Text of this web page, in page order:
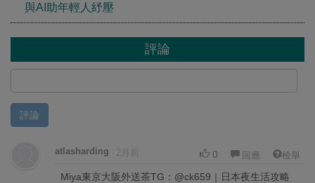
與AI助年輕人紓壓
評論
評論
atlasharding 2月前 0 回應 檢舉
Miya東京大阪外送茶TG：@ck659｜日本夜生活攻略